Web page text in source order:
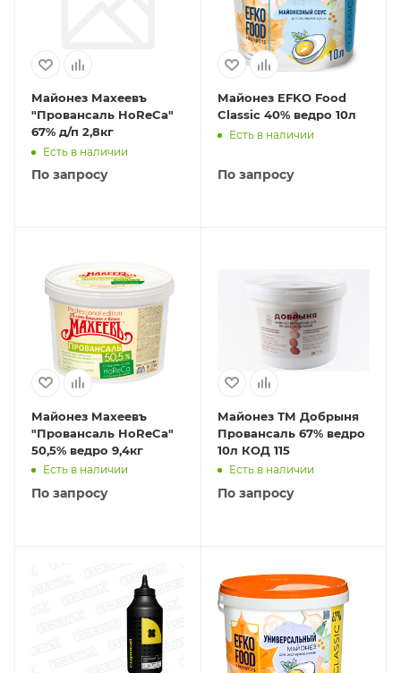
Майонез Махеевъ
"Провансаль HoReCa"
67% д/п 2,8кг
Есть в наличии
По запросу
Майонез EFKO Food
Classic 40% ведро 10л
Есть в наличии
По запросу
Майонез Махеевъ
"Провансаль HoReCa"
50,5% ведро 9,4кг
Есть в наличии
По запросу
Майонез ТМ Добрыня
Провансаль 67% ведро
10л КОД 115
Есть в наличии
По запросу